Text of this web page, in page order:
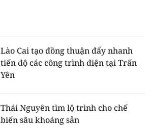
Lào Cai tạo đồng thuận đẩy nhanh
tiến độ các công trình điện tại Trấn
Yên
Thái Nguyên tìm lộ trình cho chế
biến sâu khoáng sản